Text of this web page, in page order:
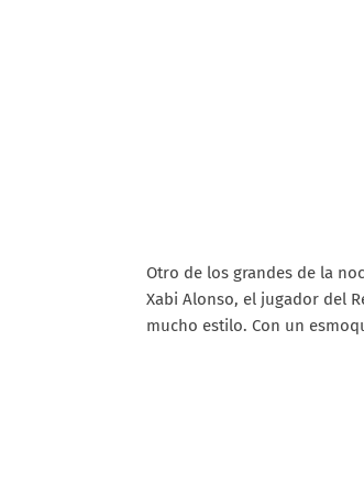
Otro de los grandes de la
Xabi Alonso, el jugador del
mucho estilo. Con un